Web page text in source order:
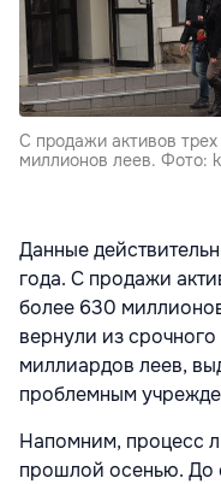
С продажи активов
миллионов леев. Фото:
Данные
года. С продажи
более 630
вернули из
миллиардов леев,
проблемным
Напомним, процесс
прошлой осенью. До